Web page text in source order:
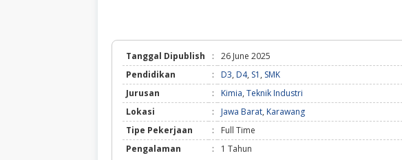
Tanggal Dipublish :
26 June 2025
Pendidikan
: D3, D4, S1 , SMK
Jurusan
: Kimia, Teknik Industri
Lokasi
: Jawa Barat, Karawang
Tipe Pekerjaan
:
Full Time
Pengalaman
: 1 Tahun